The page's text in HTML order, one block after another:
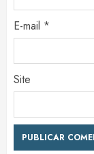
E-mail *
Site